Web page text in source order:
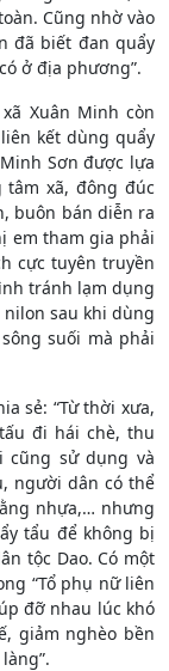
Cũng nhờ vào
đã biết đan quẩy
ở địa phương”.
Xuân Minh còn
kết dùng quẩy
Sơn được lựa
xã, đông đúc
buôn bán diễn ra
em tham gia phải
cực tuyên truyền
tránh lạm dụng
sau khi dùng
suối mà phải
sẻ: “Từ thời xưa,
đi hái chè, thu
cũng sử dụng và
người dân có thể
nhựa,… nhưng
tẩu để không bị
tộc Dao. Có một
“Tổ phụ nữ liên
đỡ nhau lúc khó
giảm nghèo bền